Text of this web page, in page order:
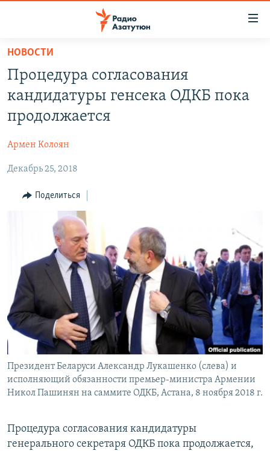
Перейти
основному
содержанию
основной
навигации
Перейти
поиску
НОВОСТИ
ЭКОНОМИКА
РЕГИОН
НАГОРНЫЙ КАРАБАХ
АРХИВ
Հայերեն
English
Русский
Все сайты Радио Азатутюн
НОВОСТИ
Процедура согласования
кандидатуры генсека ОДКБ пока
продолжается
Армен Колоян
Декабрь 25, 2018
Поделиться
Президент Беларуси Александр Лукашенко (слева) и
исполняющий обязанности премьер-министра Армении
Никол Пашинян на саммите ОДКБ, Астана, 8 ноября 2018 г.
Процедура согласования кандидатуры
генерального секретаря ОДКБ пока продолжается,